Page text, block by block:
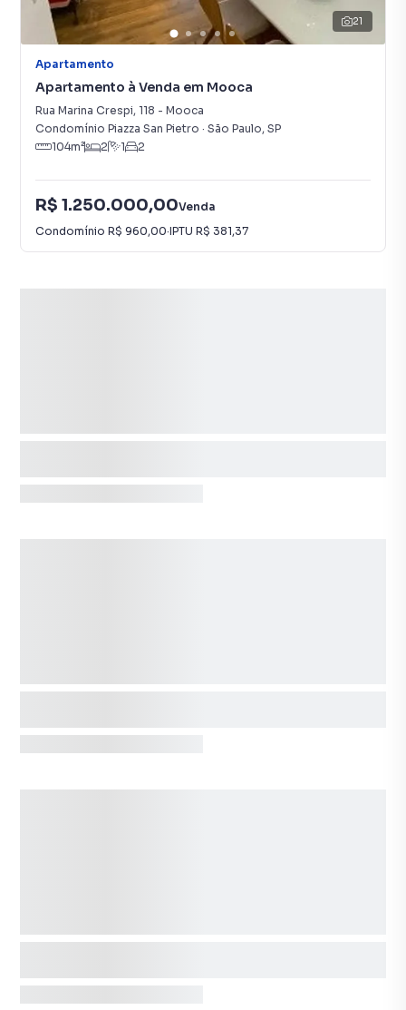
21
Apartamento
Apartamento à Venda em Mooca
Rua Marina Crespi, 118 - Mooca
Condomínio Piazza San Pietro · São Paulo, SP
104m² 2 1 2
R$ 1.250.000,00Venda
Condomínio R$ 960,00·IPTU R$ 381,37